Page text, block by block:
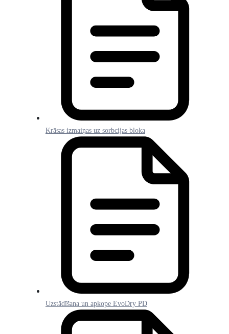
Krāsas izmaiņas uz sorbcijas bloka
Uzstādīšana un apkope EvoDry PD